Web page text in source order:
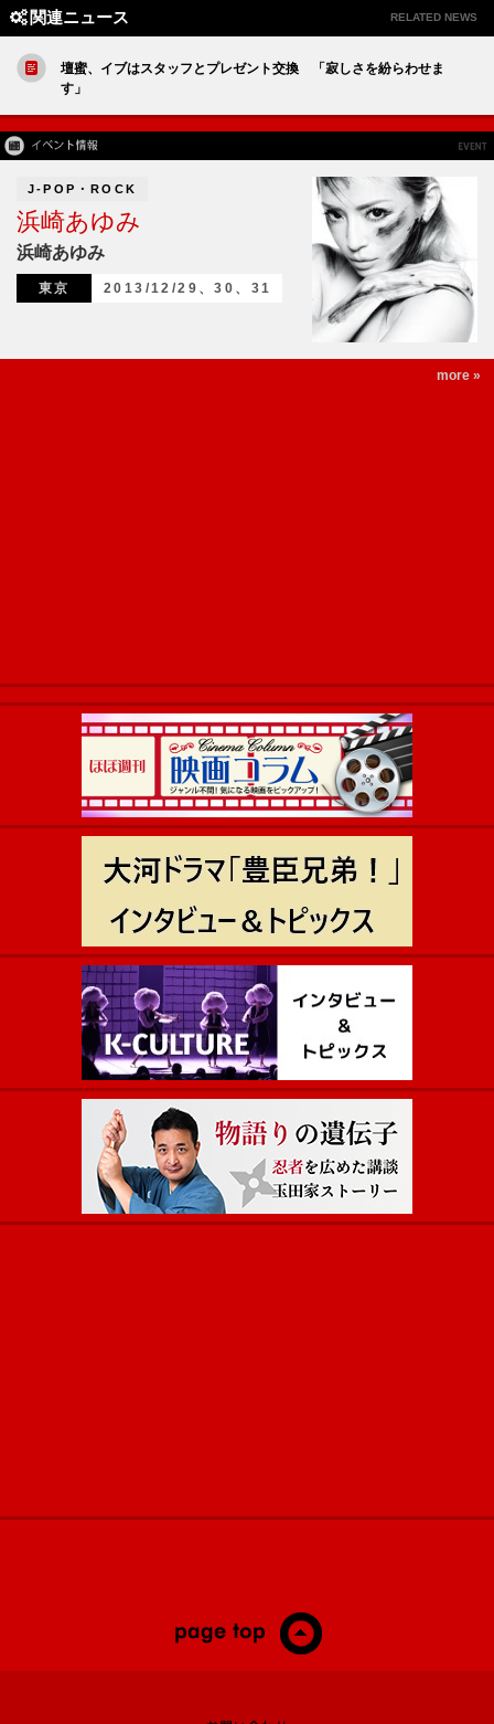
関連ニュース RELATED NEWS
壇蜜、イブはスタッフとプレゼント交換 「寂しさを紛らわせま
す」
J-POP・ROCK
浜崎あゆみ
浜崎あゆみ
東京 2013/12/29、30、31
more »